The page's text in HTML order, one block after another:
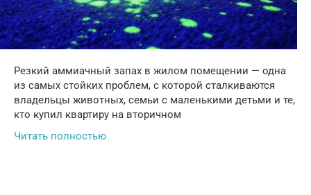
Резкий аммиачный запах в жилом помещении — одна
из самых стойких проблем, с которой сталкиваются
владельцы животных, семьи с маленькими детьми и те,
кто купил квартиру на вторичном
Читать полностью